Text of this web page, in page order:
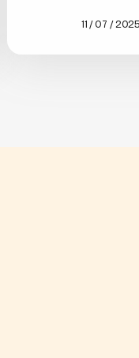
11 / 07 /